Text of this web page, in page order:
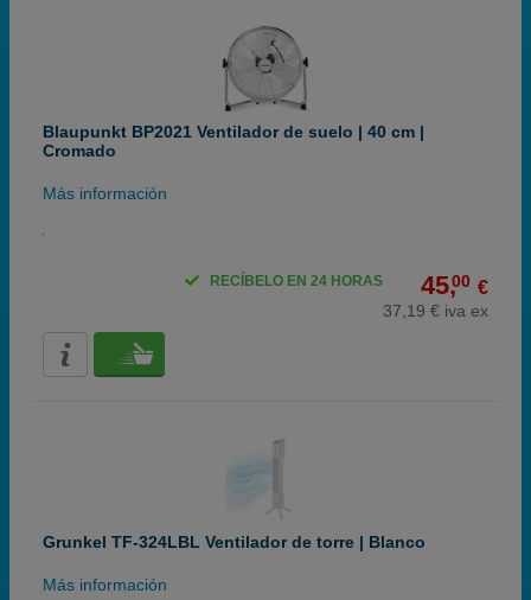
Blaupunkt BP2021 Ventilador de suelo | 40 cm |
Cromado
Más información
45,00 €
37,19 € iva ex
RECÍBELO EN 24 HORAS
Grunkel TF-324LBL Ventilador de torre | Blanco
Más información